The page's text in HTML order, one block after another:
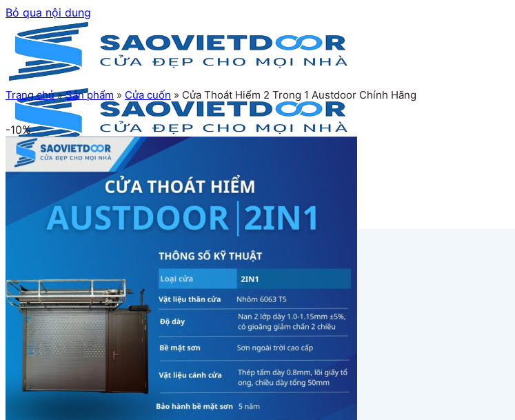
Bỏ qua nội dung
Trang chủ
Giới thiệu
Sản phẩm
Cửa cuốn
Cửa kính
Trang chủ»Sản phẩm » Cửa cuốn » Cửa Thoát Hiểm 2 Trong 1 Austdoor Chính Hãng
-10%